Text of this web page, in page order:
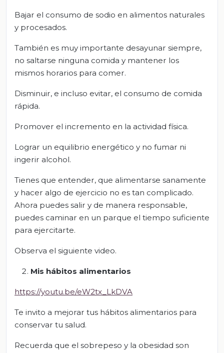
Bajar el consumo de sodio en alimentos naturales
y procesados.
También es muy importante desayunar siempre,
no saltarse ninguna comida y mantener los
mismos horarios para comer.
Disminuir, e incluso evitar, el consumo de comida
rápida.
Promover el incremento en la actividad física.
Lograr un equilibrio energético y no fumar ni
ingerir alcohol.
Tienes que entender, que alimentarse sanamente
y hacer algo de ejercicio no es tan complicado.
Ahora puedes salir y de manera responsable,
puedes caminar en un parque el tiempo suficiente
para ejercitarte.
Observa el siguiente video.
Mis hábitos alimentarios
https://youtu.be/eW2tx_LkDVA
Te invito a mejorar tus hábitos alimentarios para
conservar tu salud.
Recuerda que el sobrepeso y la obesidad son